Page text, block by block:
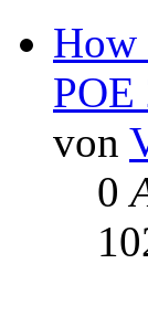
How
POE
von
0